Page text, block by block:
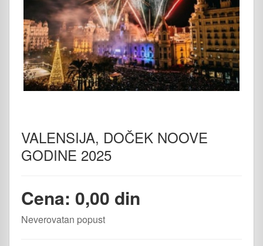
VALENSIJA, DOČEK NOOVE
GODINE 2025
Cena: 0,00 din
Neverovatan popust